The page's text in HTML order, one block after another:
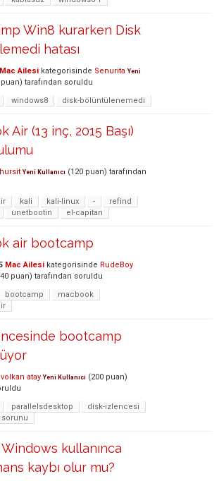
Win8 kurarken Disk
hatası
Mac Ailesi kategorisinde Senurita Yeni
puan) tarafından soruldu
windows8 disk-bölüntülenemedi
Air (13 inç, 2015 Başı)
hursit Yeni Kullanıcı (120 puan) tarafından
kali kali-linux -
refind
unetbootin el-capitan
air bootcamp
Mac Ailesi kategorisinde RudeBoy
puan) tarafından soruldu
bootcamp
macbook
bootcamp
volkan atay Yeni Kullanıcı (200 puan)
parallelsdesktop
disk-izlencesi
sorunu
kullanınca
kaybı olur mu?